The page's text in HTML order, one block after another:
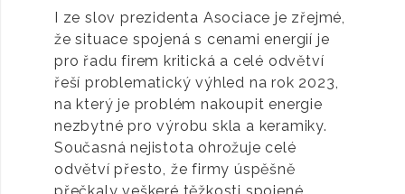
I ze slov prezidenta Asociace je zřejmé,
že situace spojená s cenami energií je
pro řadu firem kritická a celé odvětví
řeší problematický výhled na rok 2023,
na který je problém nakoupit energie
nezbytné pro výrobu skla a keramiky.
Současná nejistota ohrožuje celé
odvětví přesto, že firmy úspěšně